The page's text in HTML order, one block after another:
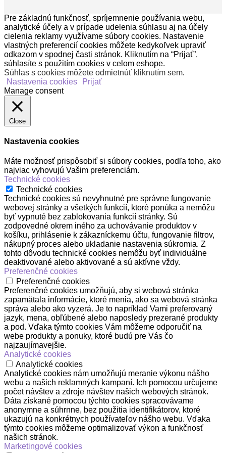
Pre základnú funkčnosť, spríjemnenie používania webu,
analytické účely a v prípade udelenia súhlasu aj na účely
cielenia reklamy využívame súbory cookies. Nastavenie
vlastných preferencií cookies môžete kedykoľvek upraviť
odkazom v spodnej časti stránok. Kliknutím na “Prijať”,
súhlasíte s použitím cookies v celom eshope.
Súhlas s cookies môžete odmietnúť kliknutím sem.
Nastavenia cookies
Prijať
Manage consent
Close
Nastavenia cookies
Máte možnosť prispôsobiť si súbory cookies, podľa toho, ako
najviac vyhovujú Vašim preferenciám.
Technické cookies
Technické cookies
Technické cookies sú nevyhnutné pre správne fungovanie
webovej stránky a všetkých funkcií, ktoré ponúka a nemôžu
byť vypnuté bez zablokovania funkcií stránky. Sú
zodpovedné okrem iného za uchovávanie produktov v
košíku, prihlásenie k zákazníckemu účtu, fungovanie filtrov,
nákupný proces alebo ukladanie nastavenia súkromia. Z
tohto dôvodu technické cookies nemôžu byť individuálne
deaktivované alebo aktivované a sú aktívne vždy.
Preferenčné cookies
Preferenčné cookies
Preferenčné cookies umožňujú, aby si webová stránka
zapamätala informácie, ktoré menia, ako sa webová stránka
správa alebo ako vyzerá. Je to napríklad Vami preferovaný
jazyk, mena, obľúbené alebo naposledy prezerané produkty
a pod. Vďaka týmto cookies Vám môžeme odporučiť na
webe produkty a ponuky, ktoré budú pre Vás čo
najzaujímavejšie.
Analytické cookies
Analytické cookies
Analytické cookies nám umožňujú meranie výkonu nášho
webu a našich reklamných kampaní. Ich pomocou určujeme
počet návštev a zdroje návštev našich webových stránok.
Dáta získané pomocou týchto cookies spracovávame
anonymne a súhrnne, bez použitia identifikátorov, ktoré
ukazujú na konkrétnych používateľov nášho webu. Vďaka
týmto cookies môžeme optimalizovať výkon a funkčnosť
našich stránok.
Marketingové cookies